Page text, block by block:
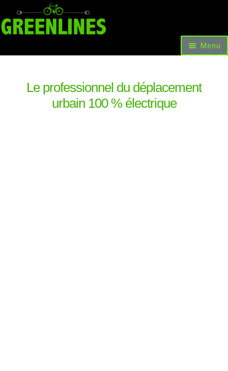
Menu
Accueil
Scooters & Trottinettes
Nos facilités de paiement
Les occasions et promotions
Le professionnel du déplacement
urbain 100 % électrique